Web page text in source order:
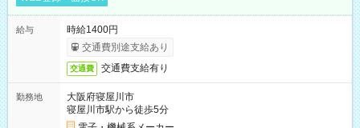
給与
時給1400円
交通費別途支給あり
交通費 交通費支給有り
勤務地
大阪府寝屋川市
寝屋川市駅から徒歩5分